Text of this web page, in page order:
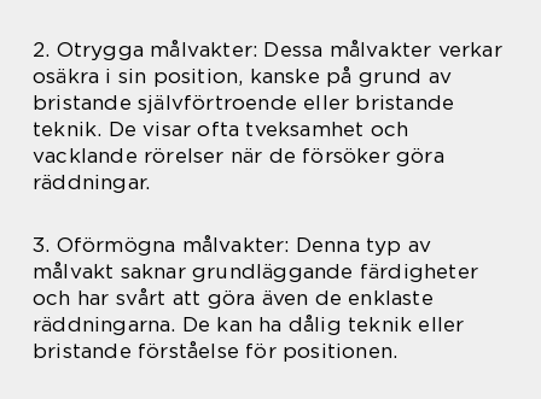
2. Otrygga målvakter: Dessa målvakter verkar
osäkra i sin position, kanske på grund av
bristande självförtroende eller bristande
teknik. De visar ofta tveksamhet och
vacklande rörelser när de försöker göra
räddningar.
3. Oförmögna målvakter: Denna typ av
målvakt saknar grundläggande färdigheter
och har svårt att göra även de enklaste
räddningarna. De kan ha dålig teknik eller
bristande förståelse för positionen.